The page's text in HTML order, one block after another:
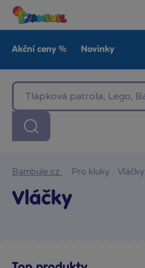
Akční ceny % Novinky
LEGO®
Baby Značky
Bambule.cz · Pro kluky · Vláčky
Vláčky